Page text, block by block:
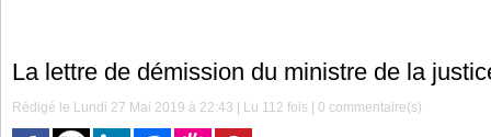
La lettre de démission du ministre de la
Rédigé le Lundi 27 Mai 2019 à 22:43 | Lu 112 fois |0 commentaire(s)